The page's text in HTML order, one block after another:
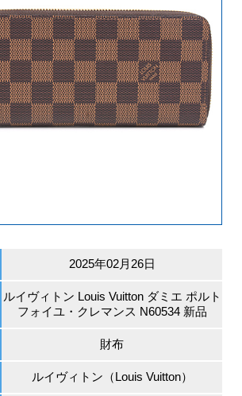
2025年02月26日
ルイヴィトン Louis Vuitton ダミエ ポルト
フォイユ・クレマンス N60534 新品
財布
ルイヴィトン（Louis Vuitton）